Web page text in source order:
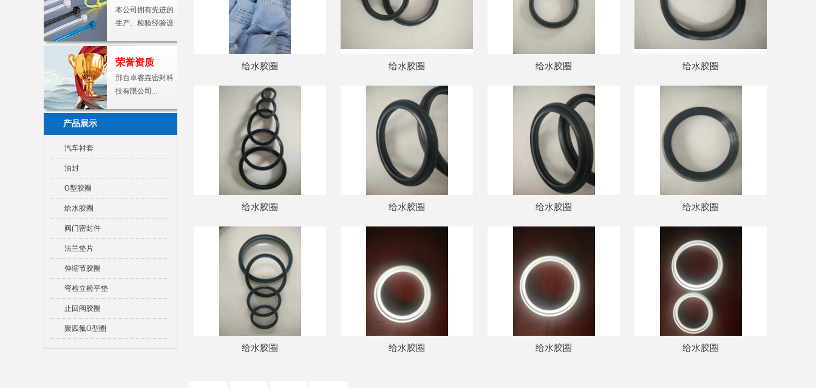
本公司拥有先进的
生产、检验经验设
荣誉资质
邢台卓睿垚密封科
技有限公司...
产品展示
汽车衬套
油封
O型胶圈
给水胶圈
阀门密封件
法兰垫片
伸缩节胶圈
弯检立检平垫
止回阀胶圈
聚四氟O型圈
给水胶圈 给水胶圈 给水胶圈 给水胶圈
给水胶圈 给水胶圈 给水胶圈 给水胶圈
给水胶圈 给水胶圈 给水胶圈 给水胶圈